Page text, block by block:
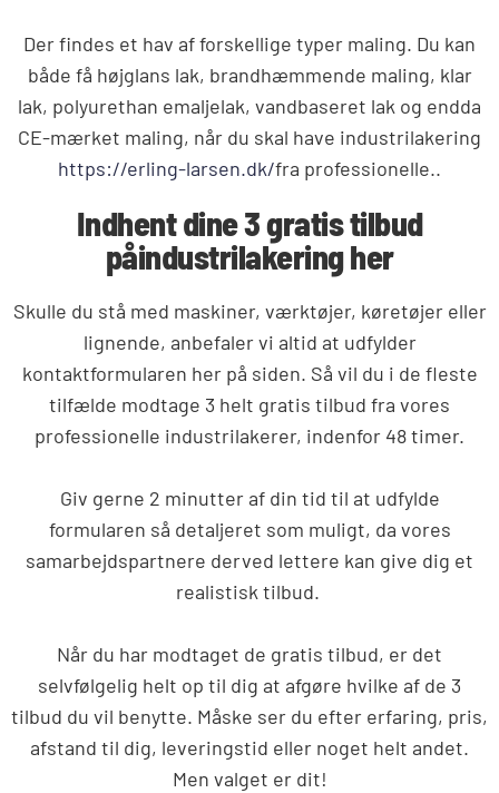
Der findes et hav af forskellige typer maling. Du kan
både få højglans lak, brandhæmmende maling, klar
lak, polyurethan emaljelak, vandbaseret lak og endda
CE-mærket maling, når du skal have industrilakering
https://erling-larsen.dk/fra professionelle..
Indhent dine 3 gratis tilbud
påindustrilakering her
Skulle du stå med maskiner, værktøjer, køretøjer eller
lignende, anbefaler vi altid at udfylder
kontaktformularen her på siden. Så vil du i de fleste
tilfælde modtage 3 helt gratis tilbud fra vores
professionelle industrilakerer, indenfor 48 timer.
Giv gerne 2 minutter af din tid til at udfylde
formularen så detaljeret som muligt, da vores
samarbejdspartnere derved lettere kan give dig et
realistisk tilbud.
Når du har modtaget de gratis tilbud, er det
selvfølgelig helt op til dig at afgøre hvilke af de 3
tilbud du vil benytte. Måske ser du efter erfaring, pris,
afstand til dig, leveringstid eller noget helt andet.
Men valget er dit!